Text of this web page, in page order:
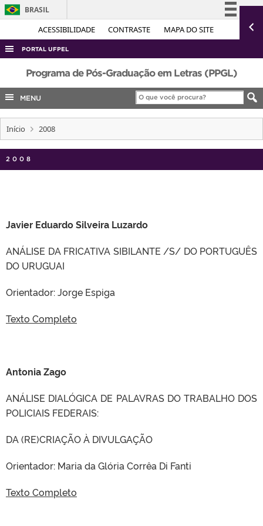
ACESSIBILIDADE CONTRASTE MAPA DO SITE
BRASIL
Simplifique!
Acesso à informação
Legislação
Canais
PORTAL UFPEL
ACESSO À INFORMAÇÃO
AUDITORIA
COBALTO
CONCURSOS
EDITAIS
INTERNACIONAL
TELEFONES
Programa de Pós-Graduação em Letras (PPGL)
MENU
Início 2008
2008
Javier Eduardo Silveira Luzardo
ANÁLISE DA FRICATIVA SIBILANTE /S/ DO PORTUGUÊS
DO URUGUAI
Orientador: Jorge Espiga
Texto Completo
Antonia Zago
ANÁLISE DIALÓGICA DE PALAVRAS DO TRABALHO DOS
POLICIAIS FEDERAIS:
DA (RE)CRIAÇÃO À DIVULGAÇÃO
Orientador: Maria da Glória Corrêa Di Fanti
Texto Completo